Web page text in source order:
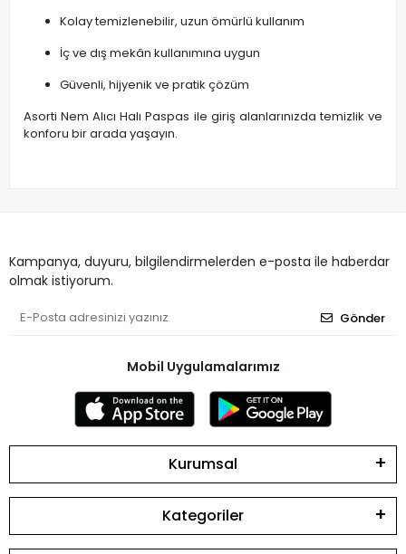
Kolay temizlenebilir, uzun ömürlü kullanım
İç ve dış mekân kullanımına uygun
Güvenli, hijyenik ve pratik çözüm
Asorti Nem Alıcı Halı Paspas ile giriş alanlarınızda temizlik ve
konforu bir arada yaşayın.
Kampanya, duyuru, bilgilendirmelerden e-posta ile haberdar
olmak istiyorum.
Gönder
Mobil Uygulamalarımız
Kurumsal
Kategoriler